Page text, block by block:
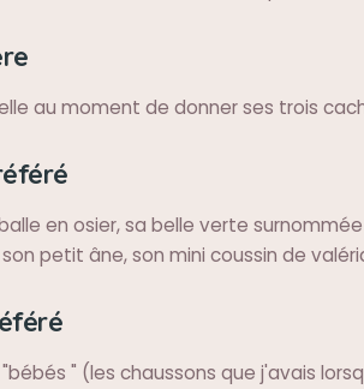
au moment de donner ses trois
en osier, sa belle verte
petit âne, son mini coussin de
" (les chaussons que j'avais